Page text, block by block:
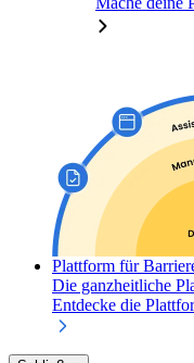
Plattform für
Die ganzheitliche
Entdecke die